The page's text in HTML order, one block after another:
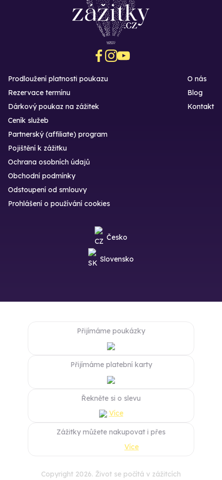
Prodloužení platnosti poukazu
Rezervace termínu
Dárkový poukaz na zážitek
O nás
Blog
Kontakt
Ceník služeb
Partnerský (affiliate) program
Pojištění k zážitku
Ochrana osobních údajů
Obchodní podmínky
Odstoupení od smlouvy
Prohlášení o používání cookies
Česko
Slovensko
Přijímáme poukázky
Přijímáme platební karty
Řekněte si o slevu
Více
Zážitky můžete nakupovat i přes
Více
Copyright 2026. Život se počítá v zážitcích